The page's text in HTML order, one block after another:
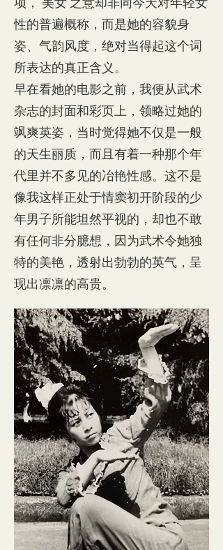
性的普遍概称，而是她的容貌身
姿、气韵风度，绝对当得起这个词
所表达的真正含义。
早在看她的电影之前，我便从武术
杂志的封面和彩页上，领略过她的
飒爽英姿，当时觉得她不仅是一般
的天生丽质，而且有着一种那个年
代里并不多见的冶艳性感。这不是
像我这样正处于情窦初开阶段的少
年男子所能坦然平视的，却也不敢
有任何非分臆想，因为武术令她独
特的美艳，透射出勃勃的英气，呈
现出凛凛的高贵。